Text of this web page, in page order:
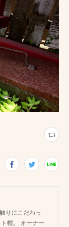
りにこだわっ
帽。 オーナー